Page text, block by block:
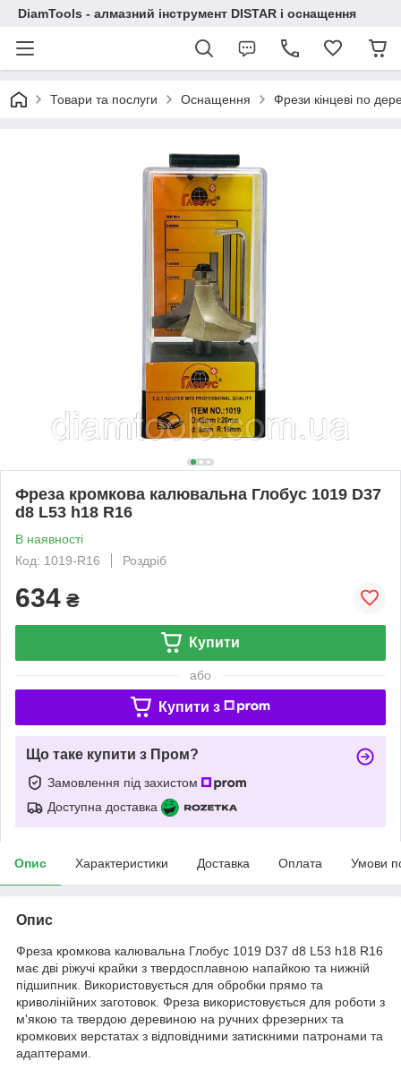
DiamTools - алмазний інструмент DISTAR і оснащення
Товари та послуги Оснащення Фрези кінцеві по
Фреза кромкова калювальна Глобус 1019 D37
d8 L53 h18 R16
В наявності
Код: 1019-R16
Роздріб
634 ₴
Купити
або
Купити з
Що таке купити з Пром?
Замовлення під захистом
Доступна доставка
Опис Характеристики Доставка Оплата Умови
Опис
Фреза кромкова калювальна Глобус 1019 D37 d8 L53 h18 R16
має дві ріжучі крайки з твердосплавною напайкою та нижній
підшипник. Використовується для обробки прямо та
криволінійних заготовок. Фреза використовується для роботи з
м'якою та твердою деревиною на ручних фрезерних та
кромкових верстатах з відповідними затискними патронами та
адаптерами.